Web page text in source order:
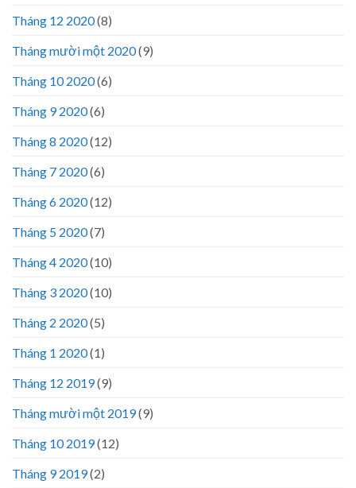
Tháng 12 2020(8)
Tháng mười một 2020(9)
Tháng 10 2020(6)
Tháng 9 2020(6)
Tháng 8 2020(12)
Tháng 7 2020(6)
Tháng 6 2020(12)
Tháng 5 2020(7)
Tháng 4 2020(10)
Tháng 3 2020(10)
Tháng 2 2020(5)
Tháng 1 2020(1)
Tháng 12 2019(9)
Tháng mười một 2019(9)
Tháng 10 2019(12)
Tháng 9 2019(2)